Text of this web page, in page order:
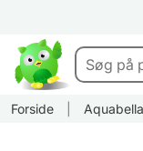
Forside Aquabella